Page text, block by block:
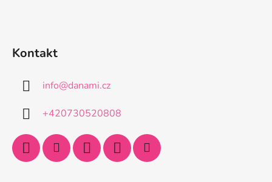
Kontakt
info@danami.cz
+420730520808